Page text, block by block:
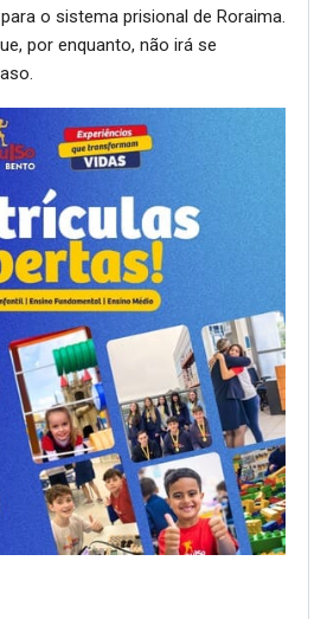
que confirmou a sua prisão.
o sistema prisional de Roraima.
por enquanto, não irá se
de Homicídios, ocorreu na